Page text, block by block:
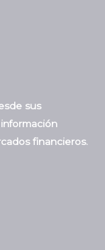
sus
financieros.